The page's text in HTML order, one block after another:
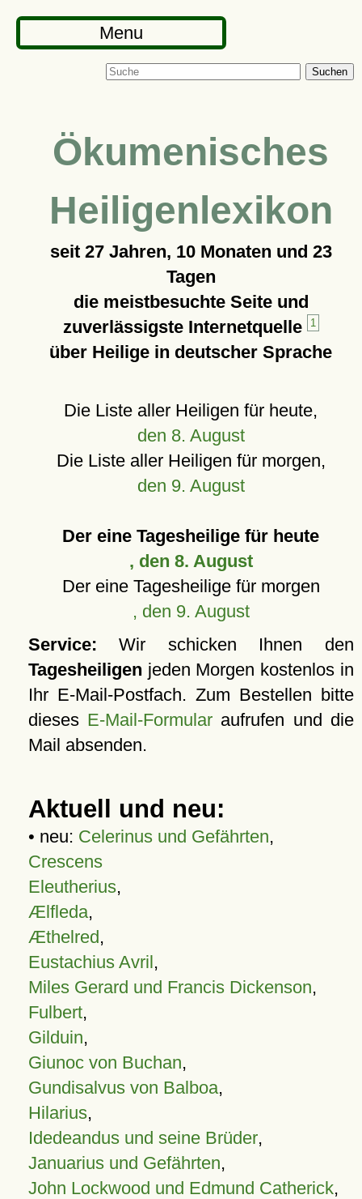
Menu
Suchen
Ökumenisches
Heiligenlexikon
seit 27 Jahren, 10 Monaten und 23
Tagen
die meistbesuchte Seite und
zuverlässigste Internetquelle
1
über Heilige in deutscher Sprache
Die Liste aller Heiligen für heute,
den 8. August
Die Liste aller Heiligen für morgen,
den 9. August
Der eine Tagesheilige für heute
, den 8. August
Der eine Tagesheilige für morgen
, den 9. August
Service: Wir schicken Ihnen den
Tagesheiligen jeden Morgen kostenlos in
Ihr E-Mail-Postfach. Zum Bestellen bitte
dieses E-Mail-Formular aufrufen und die
Mail absenden.
Aktuell und neu:
• neu: Celerinus und Gefährten,
Crescens
Eleutherius,
Ælfleda,
Æthelred,
Eustachius Avril,
Miles Gerard und Francis Dickenson,
Fulbert,
Gilduin,
Giunoc von Buchan,
Gundisalvus von Balboa,
Hilarius,
Idedeandus und seine Brüder,
Januarius und Gefährten,
John Lockwood und Edmund Catherick,